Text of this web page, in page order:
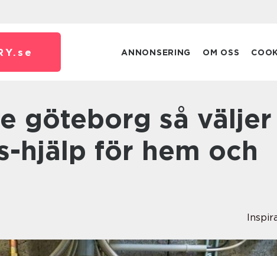
se ANNONSERING OM OSS
hjälp för hem och